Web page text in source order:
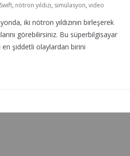
, nötron yıldızı, simülasyon, video
iki nötron yıldızının birleşerek
görebilirsiniz. Bu süperbilgisayar
şiddetli olaylardan birini